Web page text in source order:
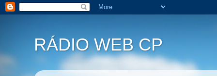
RÁDIO WEB CP